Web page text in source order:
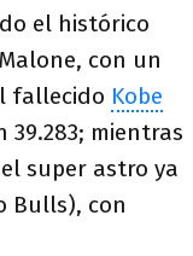
el histórico
con un
fallecido Kobe
39.283; mientras
super astro ya
Bulls), con